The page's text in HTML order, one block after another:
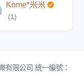
Kome*米米
(1)
限公司 統一編號：